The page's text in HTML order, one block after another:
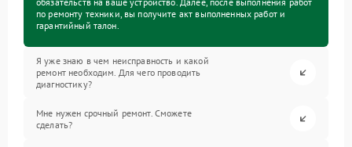
по ремонту техники, вы получите акт выполненных работ и
гарантийный талон.
Я уже знаю в чем неисправность и какой
ремонт необходим. Для чего проводить
диагностику?
Мне нужен срочный ремонт. Сможете
сделать?